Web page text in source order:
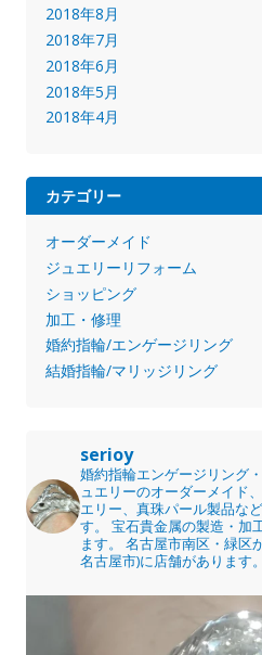
2018年8月
2018年7月
2018年6月
2018年5月
2018年4月
カテゴリー
オーダーメイド
ジュエリーリフォーム
ショッピング
加工・修理
婚約指輪/エンゲージリング
結婚指輪/マリッジリング
serioy
婚約指輪エンゲージリング
ュエリーのオーダーメイド
エリー、真珠パール製品な
す。
宝石貴金属の製造・加
ます。
名古屋市南区・緑区
名古屋市)に店舗があります。